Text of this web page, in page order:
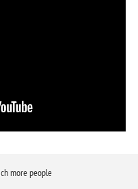
more people